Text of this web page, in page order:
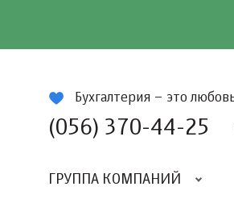
Бухгалтерия – это
(056) 370-44-25
ГРУППА КОМПАНИЙ